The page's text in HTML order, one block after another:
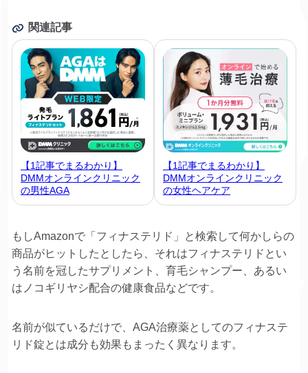
関連記事
【1記事でまるわかり】
DMMオンラインクリニック
の男性AGA
【1記事でまるわかり】
DMMオンラインクリニック
の女性ヘアケア
もしAmazonで「フィナステリド」と検索して何かしらの
商品がヒットしたとしたら、それはフィナステリドとい
う名前を冠したサプリメント、育毛シャンプー、あるい
はノコギリヤシ配合の健康食品などです。
名前が似ているだけで、AGA治療薬としてのフィナステ
リド錠とは成分も効果もまったく異なります。